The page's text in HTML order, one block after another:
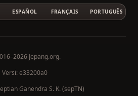
ESPAÑOL FRANÇAIS PORTUGUÊS
Jepang.org.
Versi: e33200a0
Ganendra S. K. (sepTN)